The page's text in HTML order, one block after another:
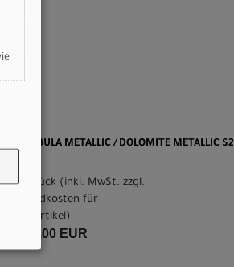
NEBULA METALLIC / DOLOMITE METALLIC S2
pro Stück (inkl. MwSt. zzgl.
Versandkosten für
Grossartikel )
6.999,00 EUR